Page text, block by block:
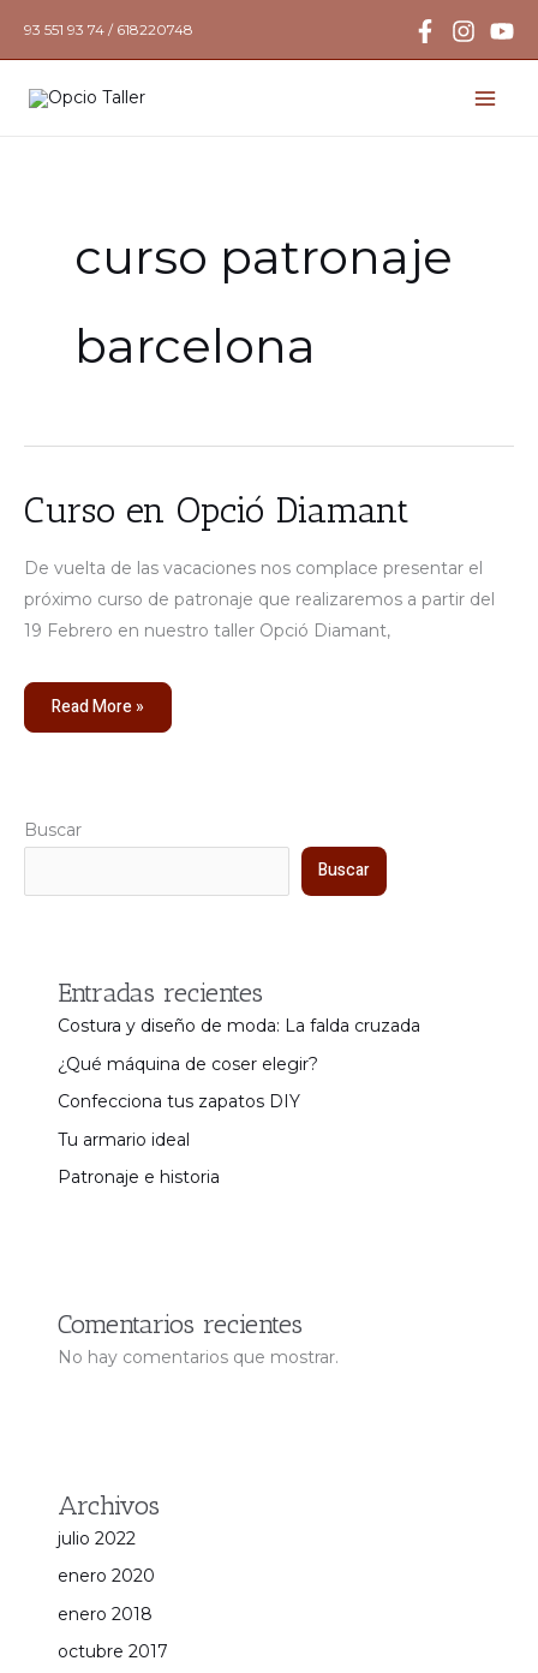
93 551 93 74 / 618220748
curso patronaje
barcelona
Curso en Opció Diamant
De vuelta de las vacaciones nos complace presentar el
próximo curso de patronaje que realizaremos a partir del
19 Febrero en nuestro taller Opció Diamant,
en
Opció
Read More »
Buscar
Buscar
Entradas recientes
Costura y diseño de moda: La falda cruzada
¿Qué máquina de coser elegir?
Confecciona tus zapatos DIY
Tu armario ideal
Patronaje e historia
Comentarios recientes
No hay comentarios que mostrar.
Archivos
julio 2022
enero 2020
enero 2018
octubre 2017